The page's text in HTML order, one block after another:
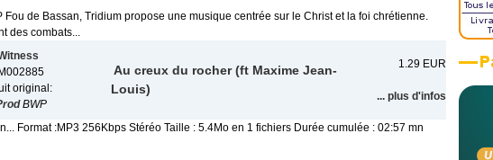
Fou de Bassan, Tridium propose une musique centrée sur le Christ et la foi chrétienne.
des combats...
original:
BWP
Au creux du rocher (ft Maxime Jean-
Louis)
1.29 EUR
... plus d'infos
Format :MP3 256Kbps Stéréo Taille : 5.4Mo en 1 fichiers Durée cumulée : 02:57 mn